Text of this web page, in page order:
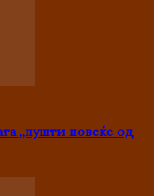
„пушти повеќе од